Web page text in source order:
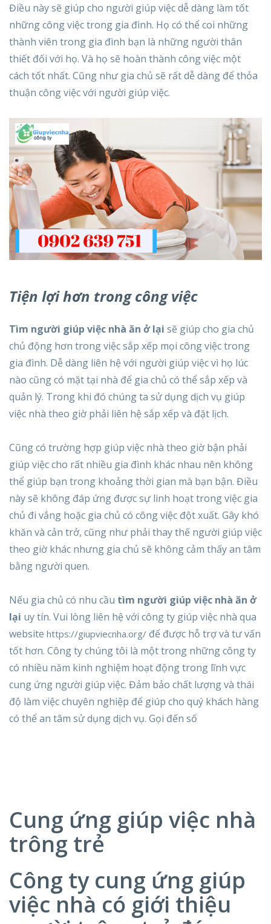
Điều này sẽ giúp cho người giúp việc dễ dàng làm tốt
những công việc trong gia đình. Họ có thể coi những
thành viên trong gia đình bạn là những người thân
thiết đối với họ. Và họ sẽ hoàn thành công việc một
cách tốt nhất. Cũng như gia chủ sẽ rất dễ dàng để thỏa
thuận công việc với người giúp việc.
Tiện lợi hơn trong công việc
Tìm người giúp việc nhà ăn ở lại sẽ giúp cho gia chủ
chủ động hơn trong việc sắp xếp mọi công việc trong
gia đình. Dễ dàng liên hệ với người giúp việc vì họ lúc
nào cũng có mặt tại nhà để gia chủ có thể sắp xếp và
quản lý. Trong khi đó chúng ta sử dụng dịch vụ giúp
việc nhà theo giờ phải liên hệ sắp xếp và đặt lịch.
Cũng có trường hợp giúp việc nhà theo giờ bận phải
giúp việc cho rất nhiều gia đình khác nhau nên không
thể giúp bạn trong khoảng thời gian mà bạn bận. Điều
này sẽ không đáp ứng được sự linh hoạt trong việc gia
chủ đi vắng hoặc gia chủ có công việc đột xuất. Gây khó
khăn và cản trở, cũng như phải thay thế người giúp việc
theo giờ khác nhưng gia chủ sẽ không cảm thấy an tâm
bằng người quen.
Nếu gia chủ có nhu cầu tìm người giúp việc nhà ăn ở
lại uy tín. Vui lòng liên hệ với công ty giúp việc nhà qua
website https://giupviecnha.org/ để được hỗ trợ và tư vấn
tốt hơn. Công ty chúng tôi là một trong những công ty
có nhiều năm kinh nghiệm hoạt động trong lĩnh vực
cung ứng người giúp việc. Đảm bảo chất lượng và thái
độ làm việc chuyên nghiệp để giúp cho quý khách hàng
có thể an tâm sử dụng dịch vụ. Gọi đến số
Cung ứng giúp việc nhà
trông trẻ
Công ty cung ứng giúp
việc nhà có giới thiệu